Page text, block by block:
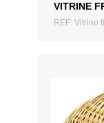
VITRINE
REF: Vitrine